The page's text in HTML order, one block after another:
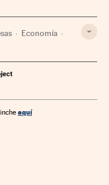
Economía
aquí